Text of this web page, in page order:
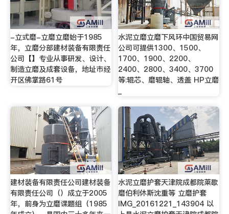
-立式磨-立磨立磨始于1985
年，立磨分部建材装备有限责任
公司【】专业从事研发、设计、
制造立磨及成套设备，地址市经
开区佛掌路61号
水泥立磨立磨下风环中国贸易网
公司可提供1300、1500、
1700、1900、2200、
2400、2800、3400、3700
等:辊芯、磨辊轴、透盖 HP立磨
建材装备有限责任公司建材装备
有限责任公司（）成立于2005
年，前身为立磨课题组（1985
水泥立磨护套天津院成都院莱歇
磨伯利休斯沈重等 立磨护套
IMG_20161221_143904 以